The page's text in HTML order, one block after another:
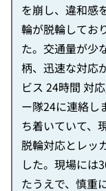
を崩し、違和感
輪が脱輪してお
た。交通量が少
柄、迅速な対応
ビス 24時間 対
ー隊24に連絡し
ち着いていて、
脱輪対応とレッ
した。現場には
たうえで、慎重